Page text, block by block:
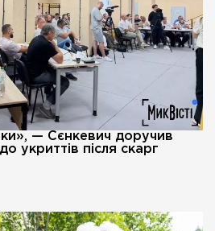
— Сєнкевич доручив
укриттів після скарг